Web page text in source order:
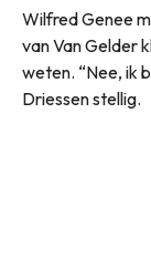
Wilfred Genee
van Van Gelder
weten. “Nee, ik
Driessen stellig.